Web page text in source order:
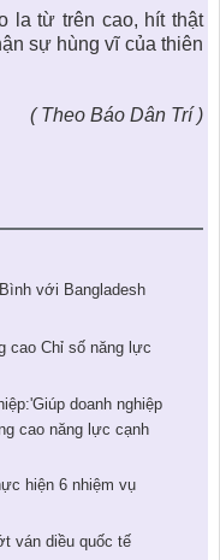
la từ trên cao, hít thật
sự hùng vĩ của thiên
( Theo Báo Dân Trí )
với Bangladesh
cao Chỉ số năng lực
doanh nghiệp
cao năng lực cạnh
hiện 6 nhiệm vụ
ván diều quốc tế